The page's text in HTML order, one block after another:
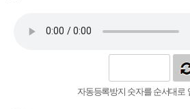
자동등록방지 숫자를 순서대로